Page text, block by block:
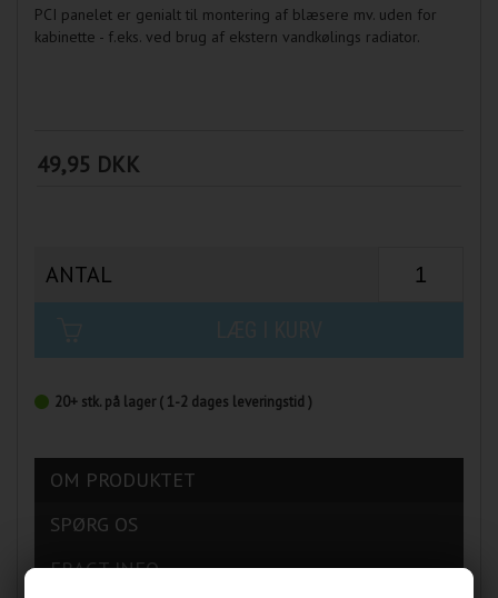
PCI panelet er genialt til montering af blæsere mv. uden for
kabinette - f.eks. ved brug af ekstern vandkølings radiator.
49,95 DKK
ANTAL
20+ stk. på lager ( 1-2 dages leveringstid )
OM PRODUKTET
SPØRG OS
FRAGT INFO